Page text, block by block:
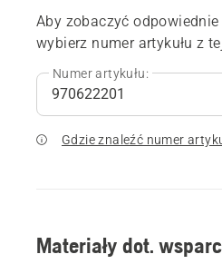
Aby zobaczyć
wybierz numer artykułu z
Numer artykułu:
Gdzie znaleźć numer
Materiały dot.